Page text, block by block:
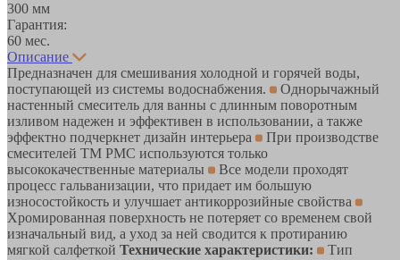
300 мм
Гарантия:
60 мес.
Описание
Предназначен для смешивания холодной и горячей воды,
поступающей из системы водоснабжения.
Однорычажный
настенный смеситель для ванны с длинным поворотным
изливом надежен и эффективен в использовании, а также
эффектно подчеркнет дизайн интерьера
При производстве
смесителей ТМ РМС используются только
высококачественные материалы
Все модели проходят
процесс гальванизации, что придает им большую
износостойкость и улучшает антикоррозийные свойства
Хромированная поверхность не потеряет со временем свой
изначальный вид, а уход за ней сводится к протиранию
мягкой салфеткой Технические характеристики:
Тип